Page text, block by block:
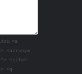
<a
<cite>
<q